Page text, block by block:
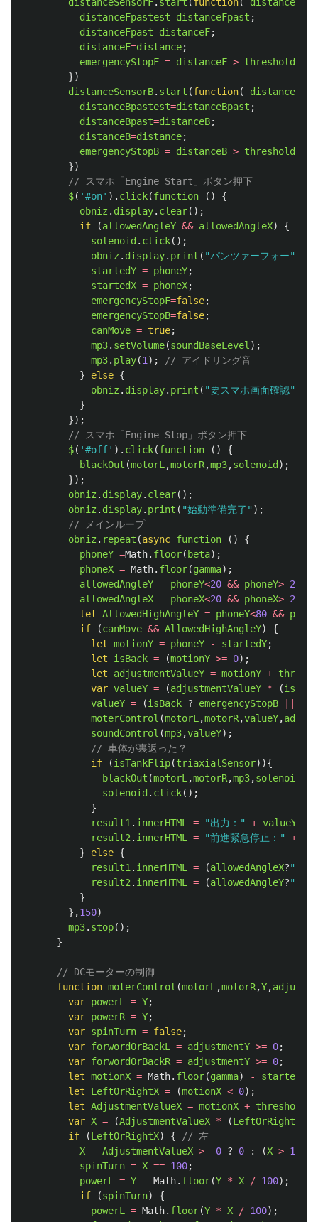
distanceFpastest=distanceFpast ;
distanceFpast=distanceF;
distanceF=distance;
emergencyStopF = distanceF >
})
distanceSensorB. start (function( distance
distanceBpastest=distanceBpast ;
distanceBpast=distanceB;
distanceB=distance;
emergencyStopB = distanceB >
})
// スマホ「Engine Start」ボタン押下
$( '#on' ). click(function ()
{
obniz . display. clear();
if
(allowedAngleY && allowedAngleX)
{
solenoid . click();
obniz . display. print ( "パンツァーフォー"
startedY = phoneY;
startedX = phoneX;
emergencyStopF=false;
emergencyStopB=false;
canMove = true;
mp3. setVolume(soundBaseLevel );
mp3. play(1 );
// アイドリング音
}
else {
obniz . display. print ( "要スマホ画面確認"
}
});
// スマホ「Engine Stop」ボタン押下
$( '#off' ). click(function ()
{
blackOut (motorL ,motorR,mp3,solenoid );
});
obniz . display. clear();
obniz . display. print ( "始動準備完了 " );
// メインループ
obniz . repeat (async function ()
{
phoneY =Math. floor( beta);
phoneX = Math. floor(gamma);
allowedAngleY = phoneY<20 && phoneY>-20
allowedAngleX = phoneX<20 && phoneX>-20
let AllowedHighAngleY = phoneY<80 &&
if
(canMove && AllowedHighAngleY)
{
let motionY = phoneY - startedY;
let
isBack = (motionY >= 0);
let
adjustmentValueY = motionY +
var valueY = (adjustmentValueY * (isBack
valueY = (isBack ? emergencyStopB
moterControl (motorL ,motorR,valueY,
soundControl (mp3,valueY);
// 車体が裏返った？
if
(isTankFlip(triaxialSensor)){
blackOut (motorL ,motorR,mp3,solenoid
solenoid . click();
}
result1 . innerHTML = "出力： " + valueY
result2 . innerHTML = "前進緊急停止： " +
}
else {
result1 . innerHTML = (allowedAngleX?""
result2 . innerHTML = (allowedAngleY?""
}
},150)
mp3. stop();
}
// DCモーターの制御
function moterControl (motorL ,motorR,Y,
var powerL = Y;
var powerR = Y;
var spinTurn = false;
var forwordOrBackL = adjustmentY >= 0;
var forwordOrBackR = adjustmentY >= 0;
let motionX = Math. floor(gamma) - startedX
let
LeftOrRightX = (motionX < 0);
let AdjustmentValueX = motionX +
var X = (AdjustmentValueX * (LeftOrRightX
if
(LeftOrRightX) {
//
X = AdjustmentValueX >= 0 ? 0 : (X > 100
spinTurn = X == 100;
powerL
= Y - Math. floor(Y * X / 100);
if
(spinTurn)
{
powerL
= Math. floor(Y * X / 100);